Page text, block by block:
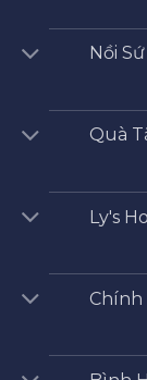
Nồi
Quà
Ly's
Chính